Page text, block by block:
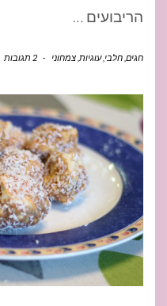
הריבועים …
חגים חלבי ,עוגיות צמחוני - 2 תגובות